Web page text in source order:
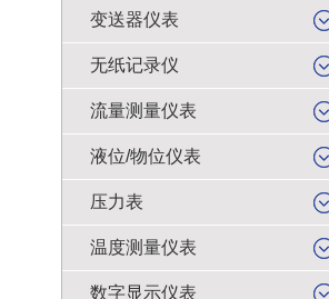
变送器仪表
无纸记录仪
流量测量仪表
液位/物位仪表
压力表
温度测量仪表
数字显示仪表